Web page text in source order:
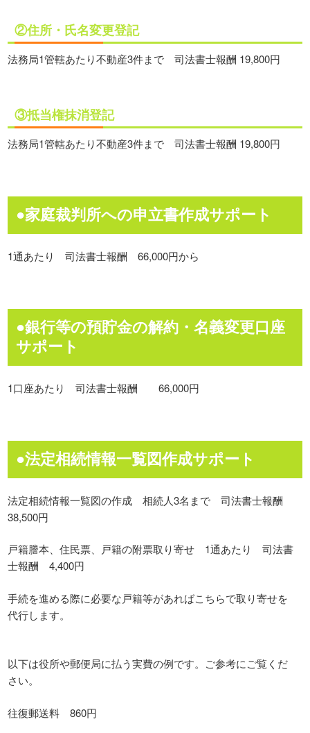
②住所・氏名変更登記
法務局1管轄あたり不動産3件まで 司法書士報酬 19,800円
③抵当権抹消登記
法務局1管轄あたり不動産3件まで 司法書士報酬 19,800円
●家庭裁判所への申立書作成サポート
1通あたり 司法書士報酬 66,000円から
●銀行等の預貯金の解約・名義変更口座
サポート
1口座あたり 司法書士報酬 66,000円
●法定相続情報一覧図作成サポート
法定相続情報一覧図の作成 相続人3名まで 司法書士報酬
38,500円
戸籍謄本、住民票、戸籍の附票取り寄せ 1通あたり 司法書
士報酬 4,400円
手続を進める際に必要な戸籍等があればこちらで取り寄せを
代行します。
以下は役所や郵便局に払う実費の例です。ご参考にご覧くだ
さい。
往復郵送料 860円